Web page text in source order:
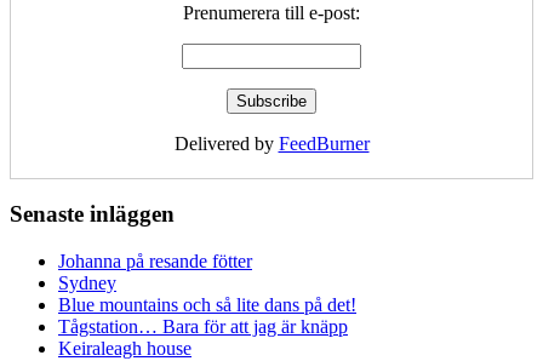
Prenumerera till e-post:
Delivered by FeedBurner
Senaste inläggen
Johanna på resande fötter
Sydney
Blue mountains och så lite dans på det!
Tågstation… Bara för att jag är knäpp
Keiraleagh house